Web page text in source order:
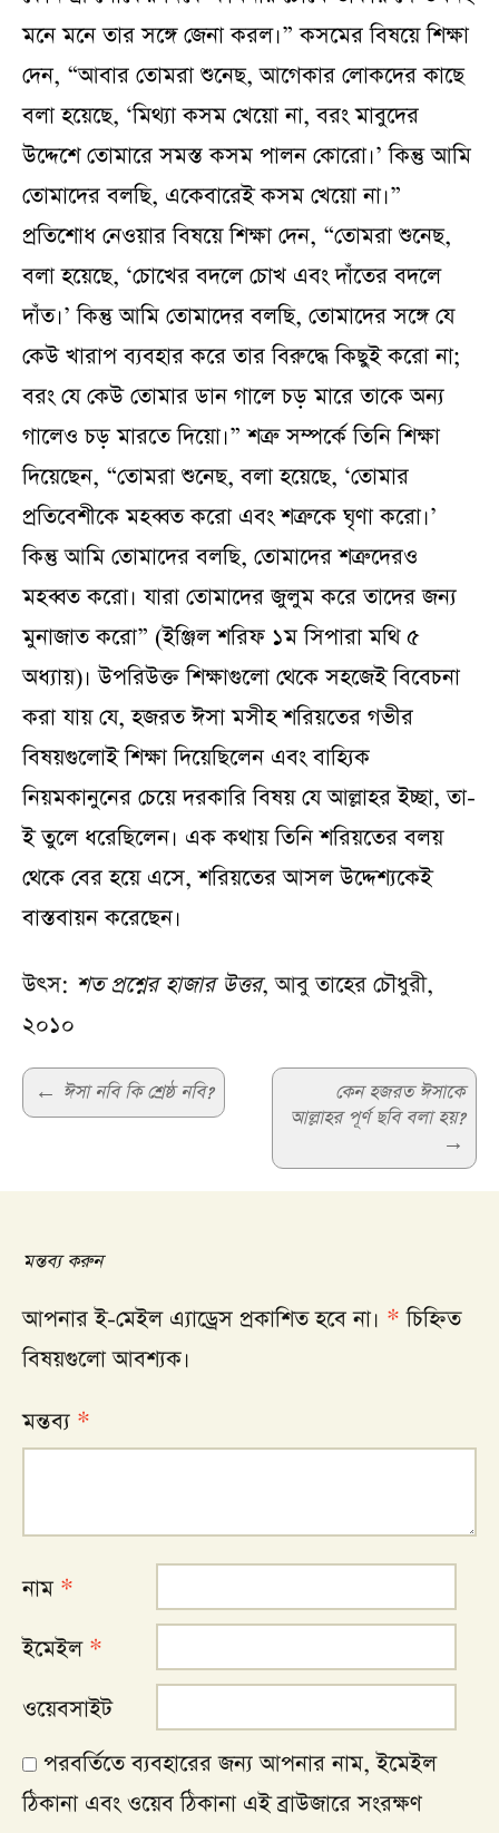
মনে মনে তার সঙ্গে জেনা করল।” কসমের বিষয়ে শিক্ষা
দেন, “আবার তোমরা শুনেছ, আগেকার লোকদের কাছে
বলা হয়েছে, ‘মিথ্যা কসম খেয়ো না, বরং মাবুদের
উদ্দেশে তোমারে সমস্ত কসম পালন কোরো।’ কিন্তু আমি
তোমাদের বলছি, একেবারেই কসম খেয়ো না।”
প্রতিশোধ নেওয়ার বিষয়ে শিক্ষা দেন, “তোমরা শুনেছ,
বলা হয়েছে, ‘চোখের বদলে চোখ এবং দাঁতের বদলে
দাঁত।’ কিন্তু আমি তোমাদের বলছি, তোমাদের সঙ্গে যে
কেউ খারাপ ব্যবহার করে তার বিরুদ্ধে কিছুই করো না;
বরং যে কেউ তোমার ডান গালে চড় মারে তাকে অন্য
গালেও চড় মারতে দিয়ো।” শত্রু সম্পর্কে তিনি শিক্ষা
দিয়েছেন, “তোমরা শুনেছ, বলা হয়েছে, ‘তোমার
প্রতিবেশীকে মহব্বত করো এবং শত্রুকে ঘৃণা করো।’
কিন্তু আমি তোমাদের বলছি, তোমাদের শত্রুদেরও
মহব্বত করো। যারা তোমাদের জুলুম করে তাদের জন্য
মুনাজাত করো” (ইঞ্জিল শরিফ ১ম সিপারা মথি ৫
অধ্যায়)। উপরিউক্ত শিক্ষাগুলো থেকে সহজেই বিবেচনা
করা যায় যে, হজরত ঈসা মসীহ শরিয়তের গভীর
বিষয়গুলোই শিক্ষা দিয়েছিলেন এবং বাহ্যিক
নিয়মকানুনের চেয়ে দরকারি বিষয় যে আল্লাহর ইচ্ছা, তা-
ই তুলে ধরেছিলেন। এক কথায় তিনি শরিয়তের বলয়
থেকে বের হয়ে এসে, শরিয়তের আসল উদ্দেশ্যকেই
বাস্তবায়ন করেছেন।
উৎস: শত প্রশ্নের হাজার উত্তর, আবু তাহের চৌধুরী,
২০১০
Post
← ঈসা নবি কি শ্রেষ্ঠ নবি?
কেন হজরত ঈসাকে
আল্লাহর পূর্ণ ছবি বলা হয়?
→
মন্তব্য করুন
আপনার ই-মেইল এ্যাড্রেস প্রকাশিত হবে না। * চিহ্নিত
বিষয়গুলো আবশ্যক।
মন্তব্য *
নাম *
ইমেইল *
ওয়েবসাইট
পরবর্তিতে ব্যবহারের জন্য আপনার নাম, ইমেইল
ঠিকানা এবং ওয়েব ঠিকানা এই ব্রাউজারে সংরক্ষণ